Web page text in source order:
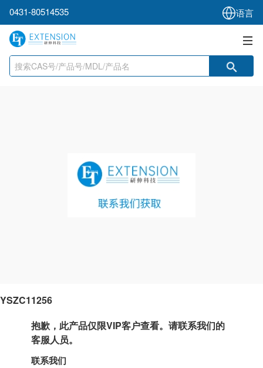
0431-80514535 语言
YSZC11256
抱歉，此产品仅限VIP客户查看。请联系我们的
客服人员。
联系我们